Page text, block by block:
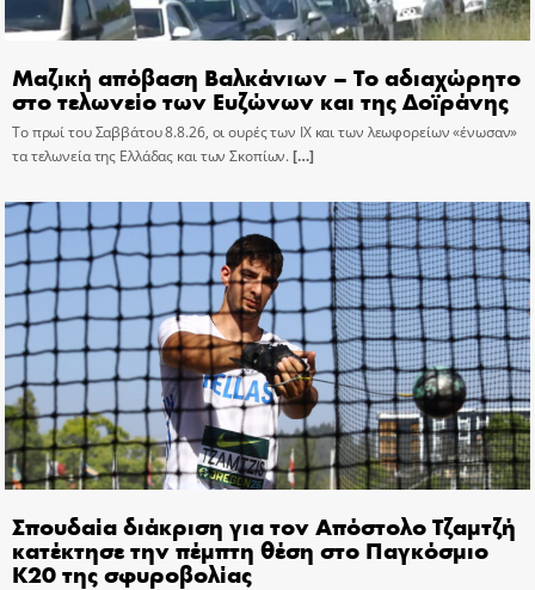
Μαζική απόβαση Βαλκάνιων – Το αδιαχώρητο
στο τελωνείο των Ευζώνων και της Δοϊράνης
Το πρωί του Σαββάτου 8.8.26, οι ουρές των ΙΧ και των λεωφορείων «ένωσαν»
τα τελωνεία της Ελλάδας και των Σκοπίων.[…]
Σπουδαία διάκριση για τον Απόστολο Τζαμτζή
κατέκτησε την πέμπτη θέση στο Παγκόσμιο
Κ20 της σφυροβολίας